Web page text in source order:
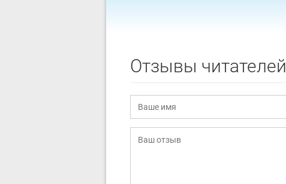
Отзывы читателей